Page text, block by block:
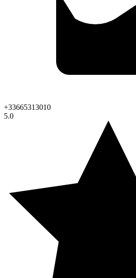
+33665313010
5.0